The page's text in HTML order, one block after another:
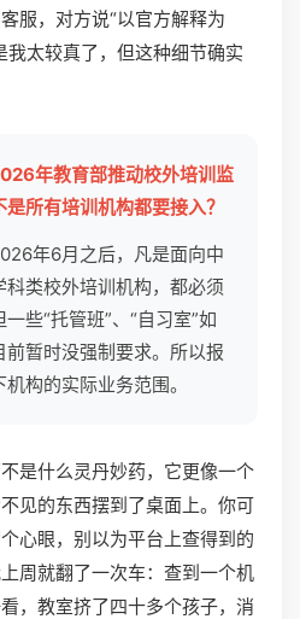
服，对方说“以官方解释为
我太较真了，但这种细节确实
年教育部推动校外培训监
所有培训机构都要接入？
年6月之后，凡是面向中
类校外培训机构，都必须
些“托管班”、“自习室”如
暂时没强制要求。所以报
构的实际业务范围。
是什么灵丹妙药，它更像一个
见的东西摆到了桌面上。你可
心眼，别以为平台上查得到的
周就翻了一次车：查到一个机
，教室挤了四十多个孩子，消